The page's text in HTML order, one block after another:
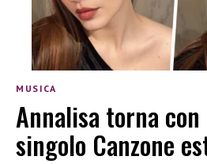
MUSICA
Annalisa torna
singolo Canzone